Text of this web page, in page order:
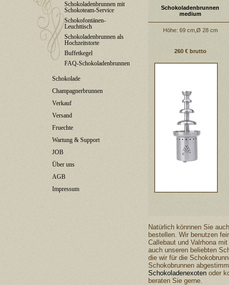
Schokoladenbrunnen mit
Schokoteam-Service
Schokofontänen-
Leuchttisch
Schokoladenbrunnen als
Hochzeitstorte
Buffetkegel
FAQ-Schokoladenbrunnen
Schokolade
Champagnerbrunnen
Verkauf
Versand
Fruechte
Wartung & Support
JOB
Über uns
AGB
Impressum
Schokoladenbrunnen
medium
Höhe: 69 cm,Ø 28 cm
260 € brutto
Natürlich könnnen Sie
bestellen. Wir benutzen
Callebaut und Valrhona
auch unseren beliebten
die wir für die
Schokobrunnen
Schokoladenexoten oder
beraten Sie gerne.